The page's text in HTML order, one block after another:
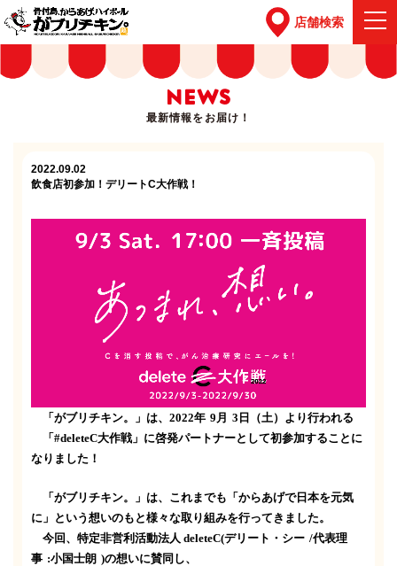
店舗検索
NEWS
最新情報をお届け！
2022.09.02
飲食店初参加！デリートC大作戦！
「がブリチキン。」は、2022年 9 月 3 日（土）より行われる
「#deleteC大作戦」に啓発パートナーとして初参加することに
なりました！
「がブリチキン。」は、これまでも「からあげで日本を元気
に」という想いのもと様々な取り組みを行ってきました。
今回、特定非営利活動法人 deleteC(デリート・シー /代表理
事 :小国士朗 )の想いに賛同し、